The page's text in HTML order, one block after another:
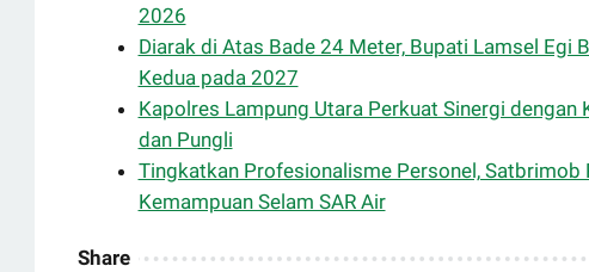
2026
Diarak di Atas Bade 24 Meter, Bupati Lamsel Egi
Kedua pada 2027
Kapolres Lampung Utara Perkuat Sinergi
dan Pungli
Tingkatkan Profesionalisme Personel, Satbrimob
Kemampuan Selam SAR Air
Share